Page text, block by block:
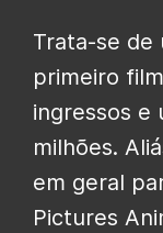
Trata-se de
primeiro
ingressos e
milhões.
em geral
Pictures